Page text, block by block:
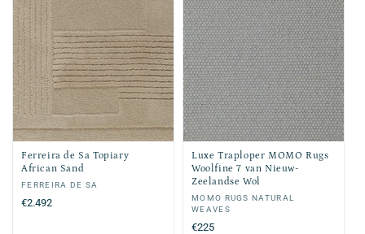
Ferreira de Sa Topiary
African Sand
Verkoper:
FERREIRA DE SA
Normale
€2.492
Luxe Traploper MOMO Rugs
Woolfine 7 van Nieuw-
Zeelandse Wol
Verkoper:
MOMO RUGS NATURAL
WEAVES
Normale
€225